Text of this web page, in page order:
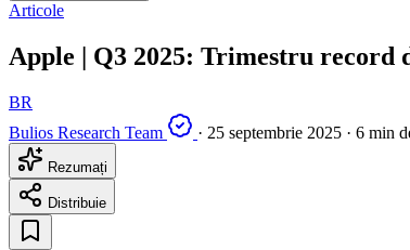
Articole
Apple | Q3 2025: Trimestru
BR
Bulios Research Team
· 25 septembrie 2025 · 6 min
Rezumați
Distribuie